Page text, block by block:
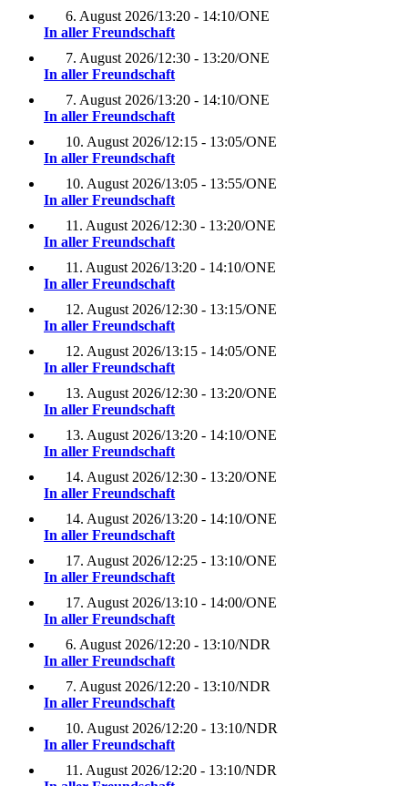
6. August 2026/13:20 - 14:10/ONE
In aller Freundschaft
7. August 2026/12:30 - 13:20/ONE
In aller Freundschaft
7. August 2026/13:20 - 14:10/ONE
In aller Freundschaft
10. August 2026/12:15 - 13:05/ONE
In aller Freundschaft
10. August 2026/13:05 - 13:55/ONE
In aller Freundschaft
11. August 2026/12:30 - 13:20/ONE
In aller Freundschaft
11. August 2026/13:20 - 14:10/ONE
In aller Freundschaft
12. August 2026/12:30 - 13:15/ONE
In aller Freundschaft
12. August 2026/13:15 - 14:05/ONE
In aller Freundschaft
13. August 2026/12:30 - 13:20/ONE
In aller Freundschaft
13. August 2026/13:20 - 14:10/ONE
In aller Freundschaft
14. August 2026/12:30 - 13:20/ONE
In aller Freundschaft
14. August 2026/13:20 - 14:10/ONE
In aller Freundschaft
17. August 2026/12:25 - 13:10/ONE
In aller Freundschaft
17. August 2026/13:10 - 14:00/ONE
In aller Freundschaft
6. August 2026/12:20 - 13:10/NDR
In aller Freundschaft
7. August 2026/12:20 - 13:10/NDR
In aller Freundschaft
10. August 2026/12:20 - 13:10/NDR
In aller Freundschaft
11. August 2026/12:20 - 13:10/NDR